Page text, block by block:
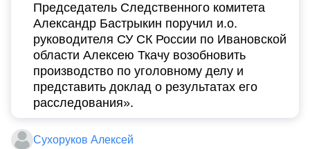
Председатель Следственного комитета
Александр Бастрыкин поручил и.о.
руководителя СУ СК России по Ивановской
области Алексею Ткачу возобновить
производство по уголовному делу и
представить доклад о результатах его
расследования».
Сухоруков Алексей